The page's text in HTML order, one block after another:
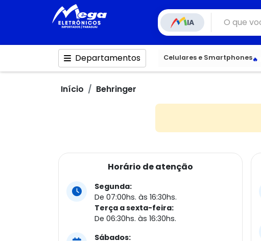
IA
Departamentos Celulares e Smartphones
Início Behringer
Horário de atenção
Segunda:
De 07:00hs. às 16:30hs.
Terça a sexta-feira:
De 06:30hs. às 16:30hs.
Sábados: